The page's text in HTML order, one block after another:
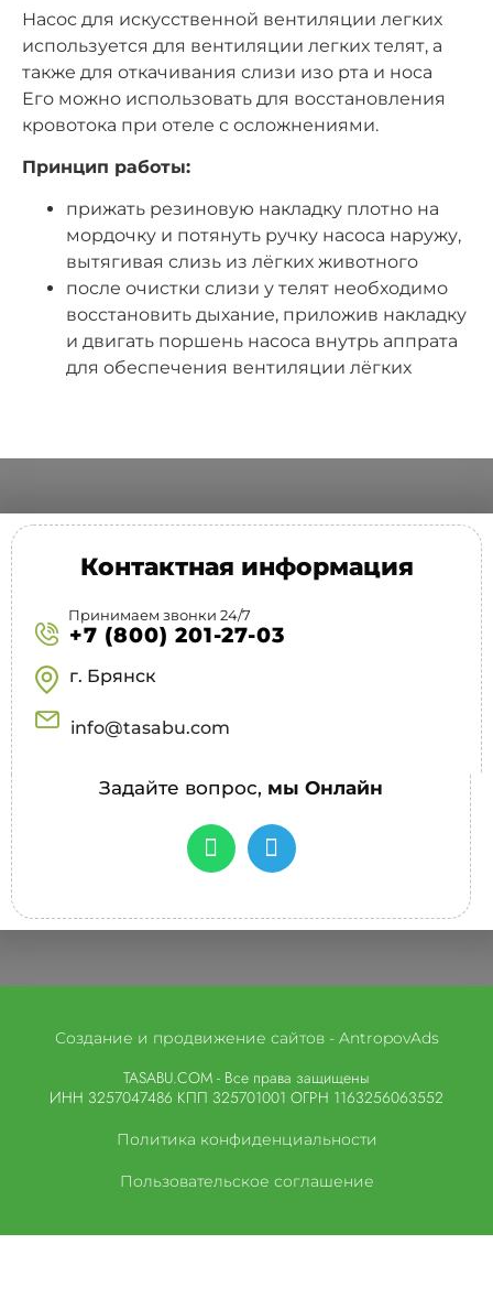
Насос для искусственной вентиляции легких
используется для вентиляции легких телят, а
также для откачивания слизи изо рта и носа
Его можно использовать для восстановления
кровотока при отеле с осложнениями.
Принцип работы:
прижать резиновую накладку плотно на
мордочку и потянуть ручку насоса наружу,
вытягивая слизь из лёгких животного
после очистки слизи у телят необходимо
восстановить дыхание, приложив накладку
и двигать поршень насоса внутрь аппрата
для обеспечения вентиляции лёгких
Контактная информация
Принимаем звонки 24/7
+7 (800) 201-27-03
г. Брянск
info@tasabu.com
Задайте вопрос, мы Онлайн
Создание и продвижение сайтов - AntropovAds
TASABU.COM - Все права защищены
ИНН 3257047486 КПП 325701001 ОГРН 1163256063552
Политика конфиденциальности
Пользовательское соглашение